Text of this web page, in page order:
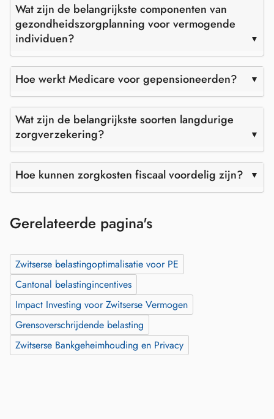
Wat zijn de belangrijkste componenten van
gezondheidszorgplanning voor vermogende
individuen?
Hoe werkt Medicare voor gepensioneerden?
Wat zijn de belangrijkste soorten langdurige
zorgverzekering?
Hoe kunnen zorgkosten fiscaal voordelig zijn?
Gerelateerde pagina's
Zwitserse belastingoptimalisatie voor PE
Cantonal belastingincentives
Impact Investing voor Zwitserse Vermogen
Grensoverschrijdende belasting
Zwitserse Bankgeheimhouding en Privacy